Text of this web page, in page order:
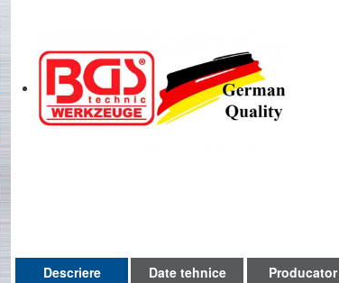
Descriere
Date tehnice Producator